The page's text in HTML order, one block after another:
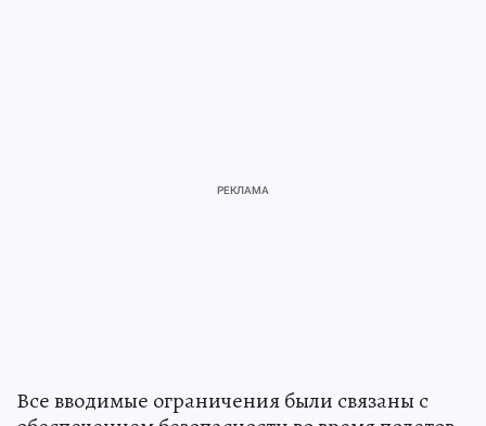
Все вводимые ограничения были связаны с